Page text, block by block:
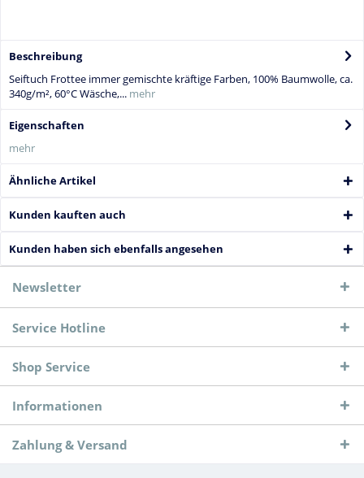
Beschreibung
Seiftuch Frottee immer gemischte kräftige Farben, 100% Baumwolle, ca.
340g/m², 60°C Wäsche,... mehr
Eigenschaften
mehr
Ähnliche Artikel
Kunden kauften auch
Kunden haben sich ebenfalls angesehen
Newsletter
Service Hotline
Shop Service
Informationen
Zahlung & Versand